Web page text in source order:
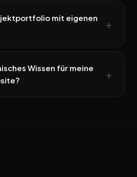
mit eigenen
Wissen für meine